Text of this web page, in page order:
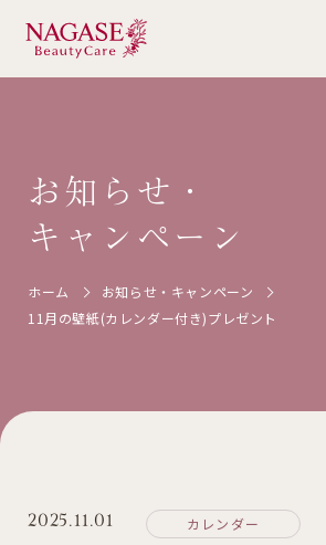
商品一覧
ご購入ガイド
お問い合わせ
お知らせ・
キャンペーン
ホーム
お知らせ・キャンペーン
11月の壁紙(カレンダー付き)プレゼント
2025.11.01 カレンダー